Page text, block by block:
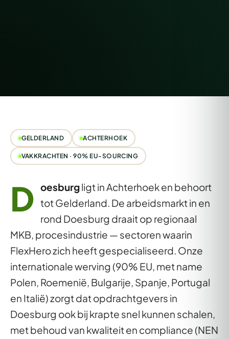
GELDERLAND ACHTERHOEK
VAKKRACHTEN · 90% EU-SOURCING
D oesburgligt in Achterhoek en behoort
tot Gelderland. De arbeidsmarkt in en
rond Doesburg draait op regionaal
MKB, procesindustrie — sectoren waarin
FlexHero zich heeft gespecialiseerd. Onze
internationale werving (90% EU, met name
Polen, Roemenië, Bulgarije, Spanje, Portugal
en Italië) zorgt dat opdrachtgevers in
Doesburg ook bij krapte snel kunnen schalen,
met behoud van kwaliteit en compliance (NEN